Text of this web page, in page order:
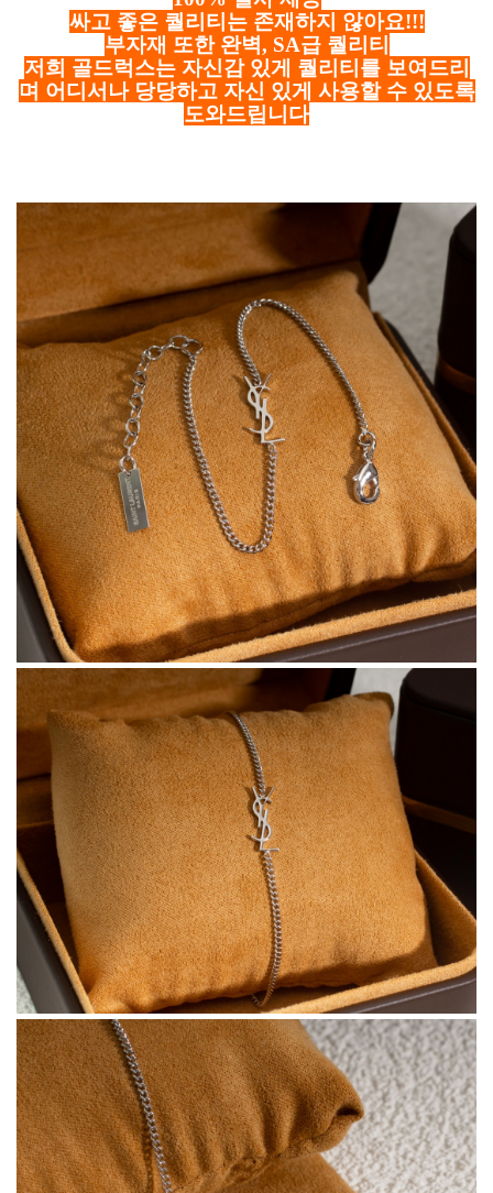
싸고 좋은 퀄리티는 존재하지 않아요!!!
부자재 또한 완벽, SA급 퀄리티
저희 골드럭스는 자신감 있게 퀄리티를 보여드리
며 어디서나 당당하고 자신 있게 사용할 수 있도록
도와드립니다